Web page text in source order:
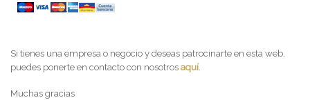
Si tienes una empresa o negocio y deseas patrocinarte en esta web,
puedes ponerte en contacto con nosotros aquí
Muchas gracias